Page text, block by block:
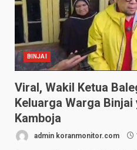
BINJAI
Viral, Wakil Ketua
Keluarga Warga Binjai
Kamboja
admin koranmonitor.com